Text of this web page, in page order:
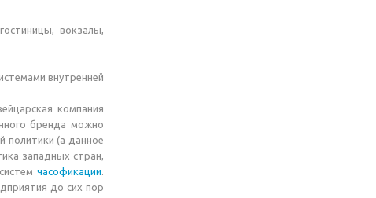
вокзалы,
внутренней
компания
бренда можно
политики (а данное
западных стран,
часофикации.
до сих пор